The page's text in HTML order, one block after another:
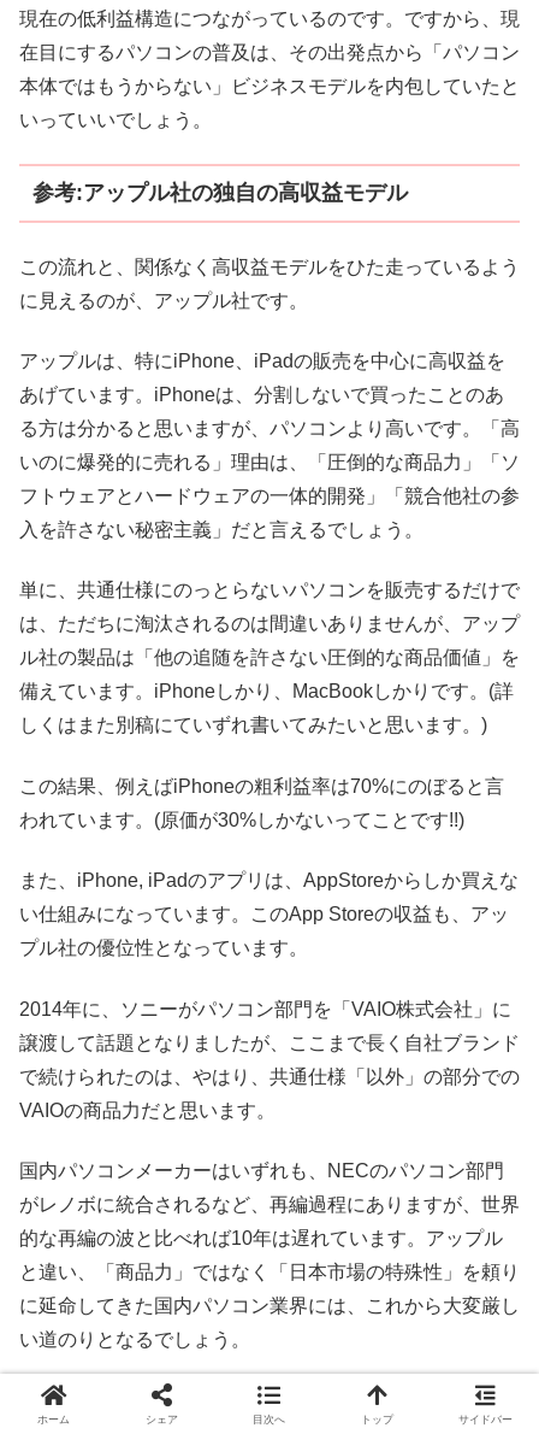
現在の低利益構造につながっているのです。ですから、現
在目にするパソコンの普及は、その出発点から「パソコン
本体ではもうからない」ビジネスモデルを内包していたと
いっていいでしょう。
参考:アップル社の独自の高収益モデル
この流れと、関係なく高収益モデルをひた走っているよう
に見えるのが、アップル社です。
アップルは、特にiPhone、iPadの販売を中心に高収益を
あげています。iPhoneは、分割しないで買ったことのあ
る方は分かると思いますが、パソコンより高いです。「高
いのに爆発的に売れる」理由は、「圧倒的な商品力」「ソ
フトウェアとハードウェアの一体的開発」「競合他社の参
入を許さない秘密主義」だと言えるでしょう。
単に、共通仕様にのっとらないパソコンを販売するだけで
は、ただちに淘汰されるのは間違いありませんが、アップ
ル社の製品は「他の追随を許さない圧倒的な商品価値」を
備えています。iPhoneしかり、MacBookしかりです。(詳
しくはまた別稿にていずれ書いてみたいと思います。)
この結果、例えばiPhoneの粗利益率は70%にのぼると言
われています。(原価が30%しかないってことです!!)
また、iPhone, iPadのアプリは、AppStoreからしか買えな
い仕組みになっています。このApp Storeの収益も、アッ
プル社の優位性となっています。
2014年に、ソニーがパソコン部門を「VAIO株式会社」に
譲渡して話題となりましたが、ここまで長く自社ブランド
で続けられたのは、やはり、共通仕様「以外」の部分での
VAIOの商品力だと思います。
国内パソコンメーカーはいずれも、NECのパソコン部門
がレノボに統合されるなど、再編過程にありますが、世界
的な再編の波と比べれば10年は遅れています。アップル
と違い、「商品力」ではなく「日本市場の特殊性」を頼り
に延命してきた国内パソコン業界には、これから大変厳し
い道のりとなるでしょう。
ホーム シェア 目次へ トップ サイドバー